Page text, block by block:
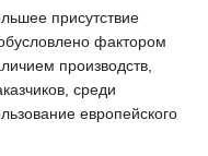
присутствие
фактором
производств,
среди
европейского